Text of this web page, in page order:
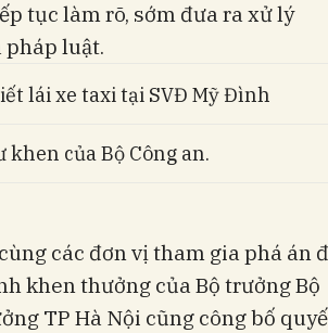
tục làm rõ, sớm đưa ra xử lý
luật.
của Bộ Công an.
các đơn vị tham gia phá án
khen thưởng của Bộ trưởng Bộ
TP Hà Nội cũng công bố